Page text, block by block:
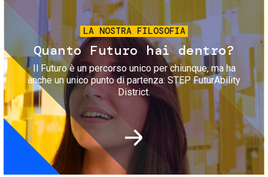
LA NOSTRA FILOSOFIA
Quanto Futuro hai dentro?
Il Futuro è un percorso unico per chiunque, ma ha
anche un unico punto di partenza: STEP FuturAbility
District.